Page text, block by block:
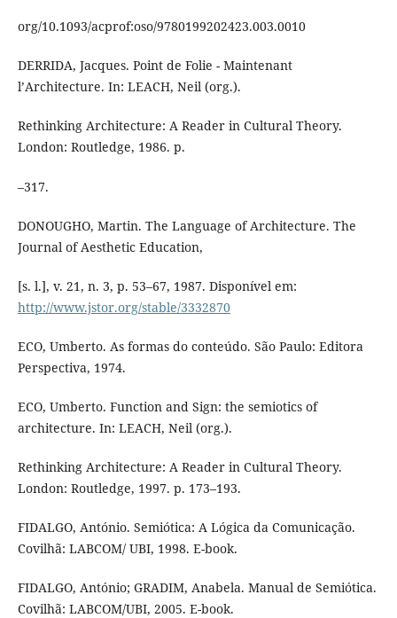
org/10.1093/acprof:oso/9780199202423.003.0010
DERRIDA, Jacques. Point de Folie - Maintenant
l’Architecture. In: LEACH, Neil (org.).
Rethinking Architecture: A Reader in Cultural Theory.
London: Routledge, 1986. p.
–317.
DONOUGHO, Martin. The Language of Architecture. The
Journal of Aesthetic Education,
[s. l.], v. 21, n. 3, p. 53–67, 1987. Disponível em:
http://www.jstor.org/stable/3332870
ECO, Umberto. As formas do conteúdo. São Paulo: Editora
Perspectiva, 1974.
ECO, Umberto. Function and Sign: the semiotics of
architecture. In: LEACH, Neil (org.).
Rethinking Architecture: A Reader in Cultural Theory.
London: Routledge, 1997. p. 173–193.
FIDALGO, António. Semiótica: A Lógica da Comunicação.
Covilhã: LABCOM/ UBI, 1998. E-book.
FIDALGO, António; GRADIM, Anabela. Manual de Semiótica.
Covilhã: LABCOM/UBI, 2005. E-book.